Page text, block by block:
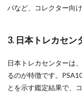
パなど、コレクター向
3. 日本トレカセン
日本トレカセンターは
るのが特徴です。
とを示す鑑定結果で、